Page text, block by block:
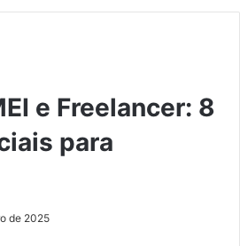
e Freelancer: 8
para
de 2025